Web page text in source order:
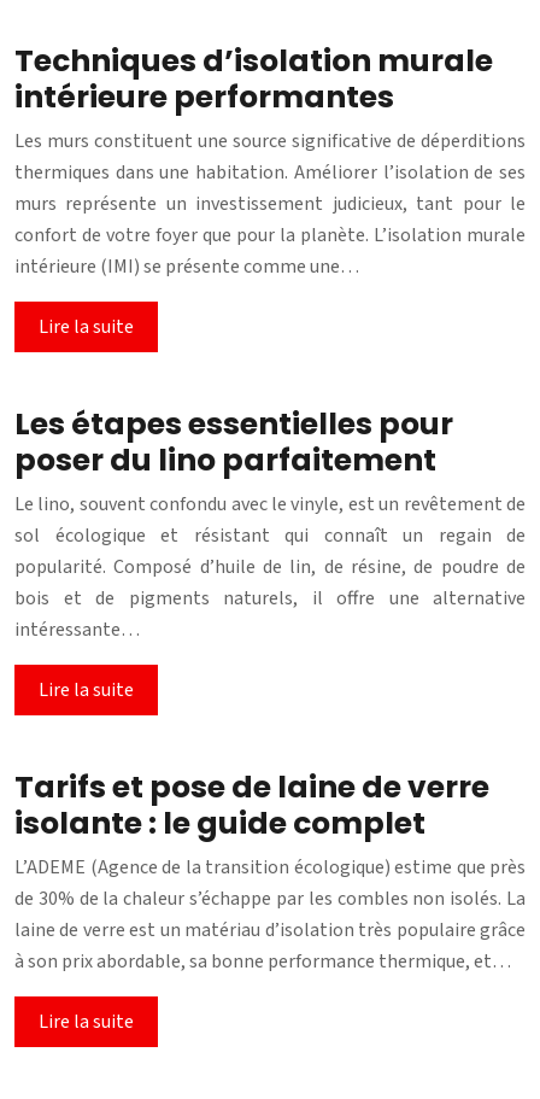
Techniques d’isolation murale
intérieure performantes
Les murs constituent une source significative de déperditions
thermiques dans une habitation. Améliorer l’isolation de ses
murs représente un investissement judicieux, tant pour le
confort de votre foyer que pour la planète. L’isolation murale
intérieure (IMI) se présente comme une…
Lire la suite
Les étapes essentielles pour
poser du lino parfaitement
Le lino, souvent confondu avec le vinyle, est un revêtement de
sol écologique et résistant qui connaît un regain de
popularité. Composé d’huile de lin, de résine, de poudre de
bois et de pigments naturels, il offre une alternative
intéressante…
Lire la suite
Tarifs et pose de laine de verre
isolante : le guide complet
L’ADEME (Agence de la transition écologique) estime que près
de 30% de la chaleur s’échappe par les combles non isolés. La
laine de verre est un matériau d’isolation très populaire grâce
à son prix abordable, sa bonne performance thermique, et…
Lire la suite